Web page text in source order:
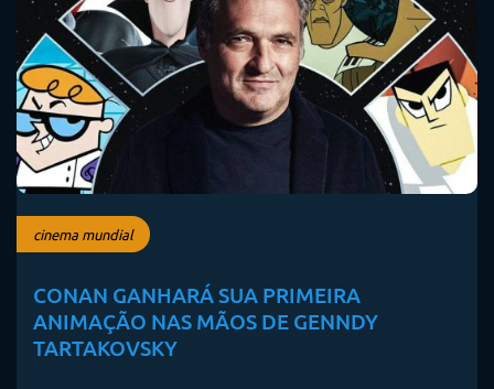
cinema mundial
CONAN GANHARÁ SUA PRIMEIRA
ANIMAÇÃO NAS MÃOS DE GENNDY
TARTAKOVSKY